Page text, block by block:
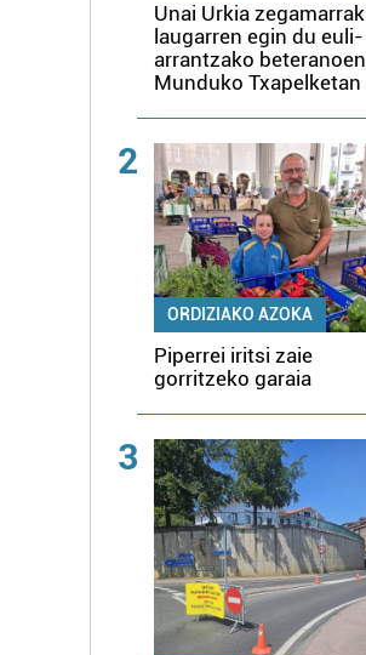
Unai Urkia zegamarrak
laugarren egin du euli-
arrantzako beteranoen
Munduko Txapelketan
2
ORDIZIAKO AZOKA
Piperrei iritsi zaie
gorritzeko garaia
3